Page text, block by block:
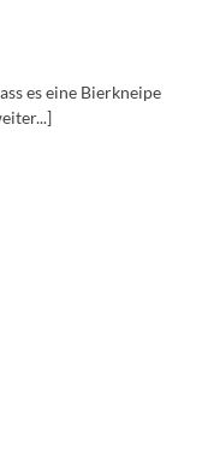
es eine Bierkneipe